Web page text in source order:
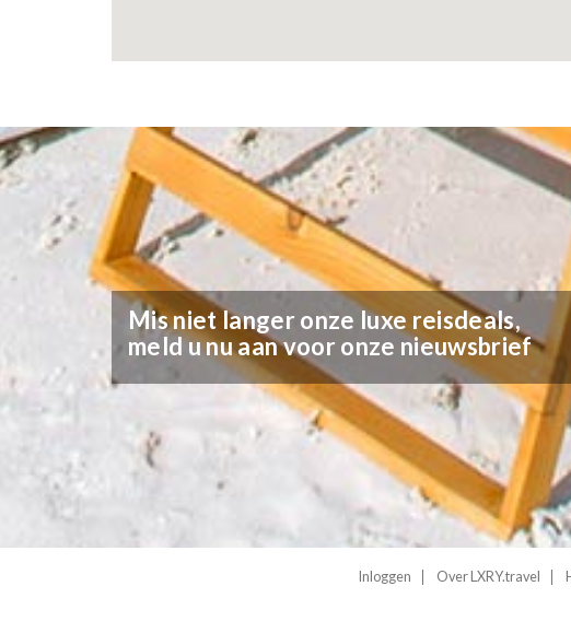
Mis niet langer onze luxe reisdeals,
meld u nu aan voor onze nieuwsbrief
Inloggen Over LXRY.travel